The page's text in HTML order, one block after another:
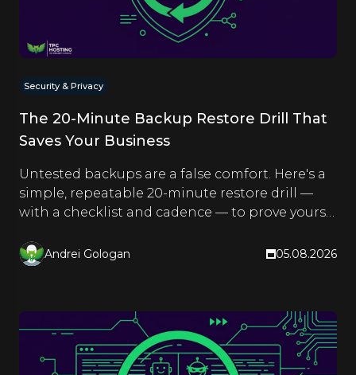
Security & Privacy
The 20-Minute Backup Restore Drill That
Saves Your Business
Untested backups are a false comfort. Here's a
simple, repeatable 20-minute restore drill —
with a checklist and cadence — to prove yours
Andrei Gologan 05.08.2026